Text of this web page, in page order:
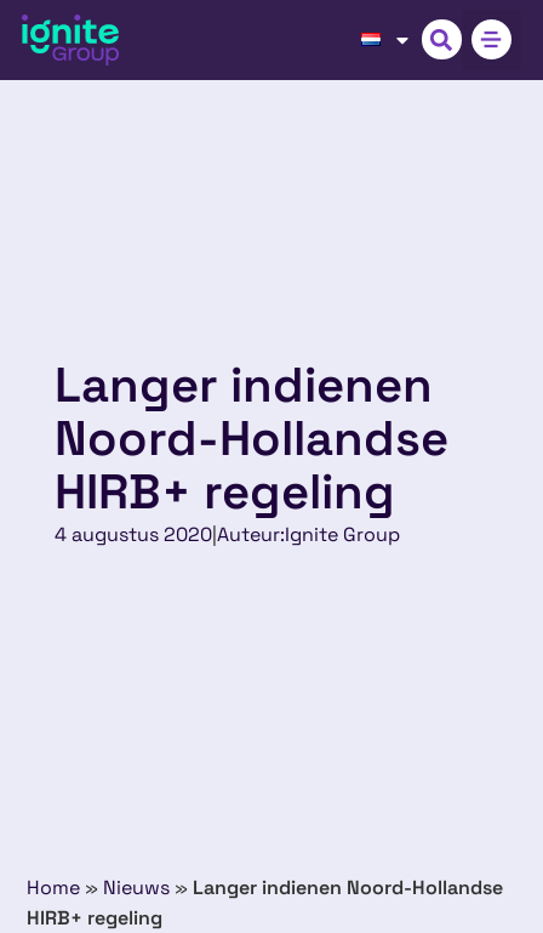
Langer indienen
Noord-Hollandse
HIRB+ regeling
4 augustus 2020|Auteur:Ignite Group
Home » Nieuws » Langer indienen Noord-Hollandse
HIRB+ regeling